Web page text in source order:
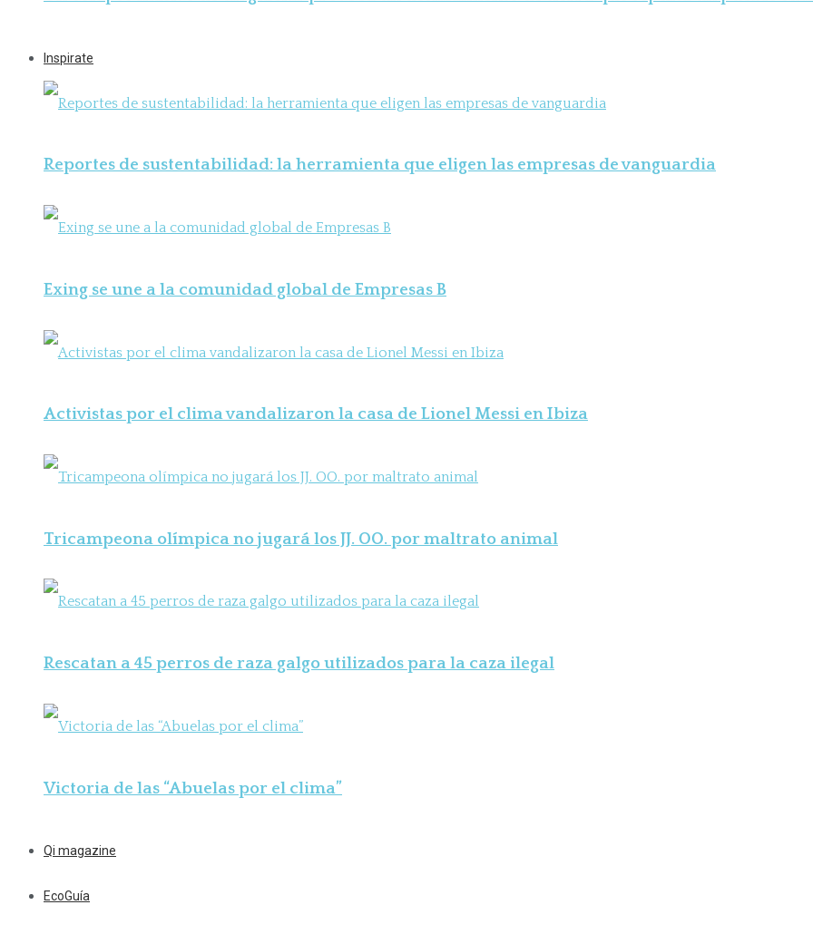
Inspirate
Reportes de sustentabilidad: la herramienta que eligen las empresas de vanguardia
Exing se une a la comunidad global de Empresas B
Activistas por el clima vandalizaron la casa de Lionel Messi en Ibiza
Tricampeona olímpica no jugará los JJ. OO. por maltrato animal
Rescatan a 45 perros de raza galgo utilizados para la caza ilegal
Victoria de las “Abuelas por el clima”
Qi magazine
EcoGuía